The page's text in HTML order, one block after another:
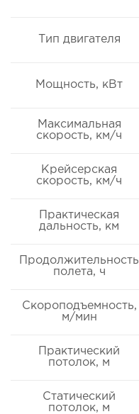
Тип двигателя
Мощность, кВт
Максимальная
скорость, км/ч
Крейсерская
скорость, км/ч
Практическая
дальность, км
Продолжительность
полета, ч
Скороподъемность,
м/мин
Практический
потолок, м
Статический
потолок, м